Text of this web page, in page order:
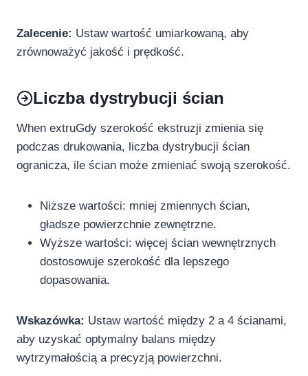
Zalecenie: Ustaw wartość umiarkowaną, aby
zrównoważyć jakość i prędkość.
Liczba dystrybucji ścian
When extruGdy szerokość ekstruzji zmienia się
podczas drukowania, liczba dystrybucji ścian
ogranicza, ile ścian może zmieniać swoją szerokość.
Niższe wartości: mniej zmiennych ścian,
gładsze powierzchnie zewnętrzne.
Wyższe wartości: więcej ścian wewnętrznych
dostosowuje szerokość dla lepszego
dopasowania.
Wskazówka: Ustaw wartość między 2 a 4 ścianami,
aby uzyskać optymalny balans między
wytrzymałością a precyzją powierzchni.